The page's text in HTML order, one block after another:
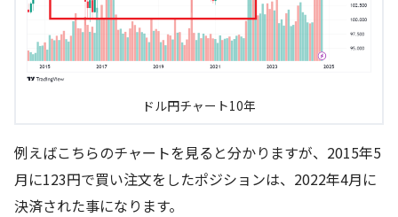
ドル円チャート10年
例えばこちらのチャートを見ると分かりますが、2015年5
月に123円で買い注文をしたポジションは、2022年4月に
決済された事になります。